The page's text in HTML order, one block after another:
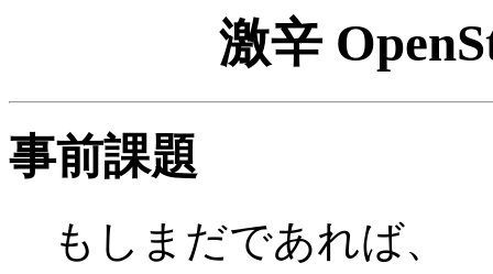
激辛
事前課題
もしまだであれば、